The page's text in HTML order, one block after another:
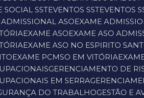
SOCIAL SST EVENTOS SST EVENTOS
ADMISSIONAL ASO EXAME
EXAME ASO EXAME ASO
EXAME ASO NO ESPIRITO
EXAME PCMSO EM VITÓRIA
GERENCIAMENTO DE
EM SERRA
DO TRABALHO
GESTÃO E